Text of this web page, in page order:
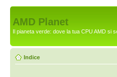
AMD Planet
Il pianeta verde: dove la tua CPU AMD si
Indice